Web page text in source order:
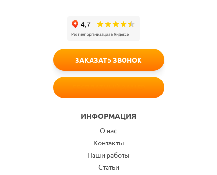
ИНФОРМАЦИЯ
О нас
Контакты
Наши работы
Статьи
ЗАКАЗАТЬ ЗВОНОК